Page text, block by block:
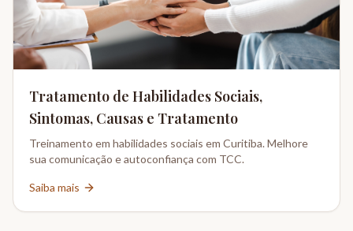
Tratamento de Habilidades Sociais,
Sintomas, Causas e Tratamento
Treinamento em habilidades sociais em Curitiba. Melhore
sua comunicação e autoconfiança com TCC.
Saiba mais